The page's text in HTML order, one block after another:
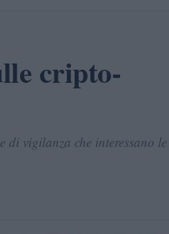
cripto-
vigilanza che interessano le